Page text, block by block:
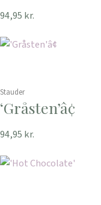
94,95 kr.
Stauder
‘Gråsten’â¢
94,95 kr.